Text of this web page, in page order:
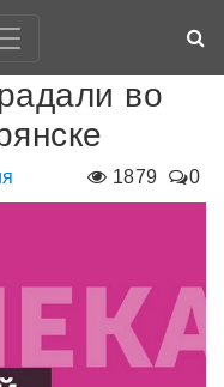
во
1879 0